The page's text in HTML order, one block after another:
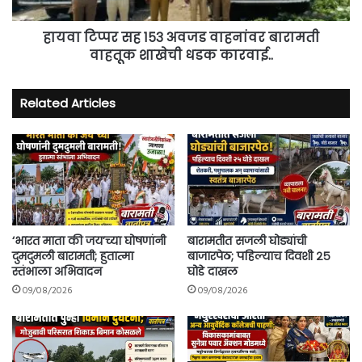
शाखेची
हायवा टिप्पर सह १५३ अवजड वाहनांवर बारामती
वाहतूक शाखेची धडक कारवाई..
Related Articles
‘भारत माता की जय’च्या घोषणांनी
दुमदुमली बारामती; हुतात्मा
स्तंभाला अभिवादन
09/08/2026
बारामतीत सजली घोड्यांची
बाजारपेठ; पहिल्याच दिवशी २५
घोडे दाखल
09/08/2026